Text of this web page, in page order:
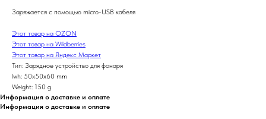
Заряжается с помощью micro-USB кабеля
Этот товар на OZON
Этот товар на Wildberries
Этот товар на Яндекс Маркет
Тип: Зарядное устройство для фонаря
lwh: 50x50x60 mm
Weight: 150 g
Информация о доставке и оплате
Информация о доставке и оплате